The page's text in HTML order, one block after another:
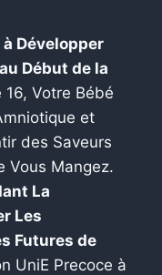
Développer
Début de la
16, Votre Bébé
et
des Saveurs
Vous Mangez.
La
Les
Futures de
UniE Precoce à